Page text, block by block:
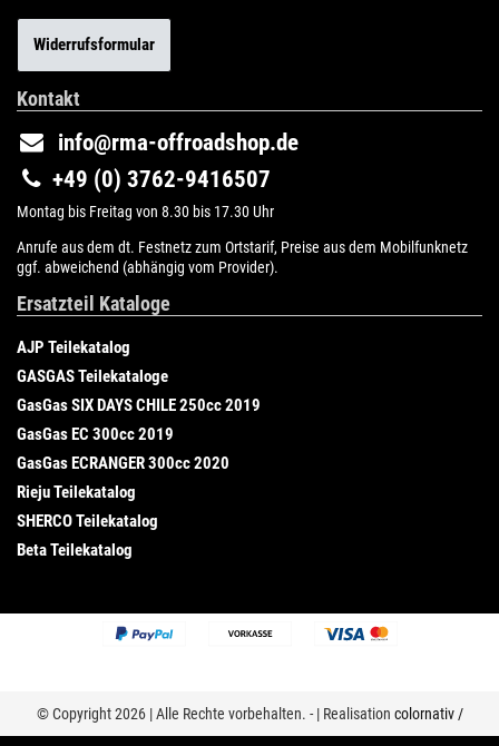
Widerrufsformular
Kontakt
info@rma-offroadshop.de
+49 (0) 3762-9416507
Montag bis Freitag von 8.30 bis 17.30 Uhr
Anrufe aus dem dt. Festnetz zum Ortstarif, Preise aus dem Mobilfunknetz
ggf. abweichend (abhängig vom Provider).
Ersatzteil Kataloge
AJP Teilekatalog
GASGAS Teilekataloge
GasGas SIX DAYS CHILE 250cc 2019
GasGas EC 300cc 2019
GasGas ECRANGER 300cc 2020
Rieju Teilekatalog
SHERCO Teilekatalog
Beta Teilekatalog
© Copyright 2026 | Alle Rechte vorbehalten. - | Realisation colornativ /